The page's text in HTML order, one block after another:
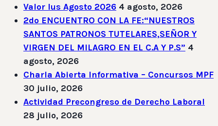
Valor Ius Agosto 2026 4 agosto, 2026
2do ENCUENTRO CON LA FE:“NUESTROS
SANTOS PATRONOS TUTELARES,SEÑOR Y
VIRGEN DEL MILAGRO EN EL C.A Y P.S” 4
agosto, 2026
Charla Abierta Informativa – Concursos MPF
30 julio, 2026
Actividad Precongreso de Derecho Laboral
28 julio, 2026